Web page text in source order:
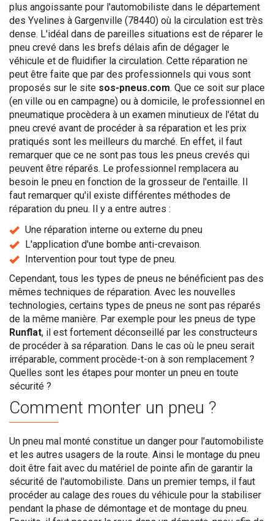
plus angoissante pour l'automobiliste dans le département
des Yvelines à Gargenville (78440) où la circulation est très
dense. L'idéal dans de pareilles situations est de réparer le
pneu crevé dans les brefs délais afin de dégager le
véhicule et de fluidifier la circulation. Cette réparation ne
peut être faite que par des professionnels qui vous sont
proposés sur le site sos-pneus.com. Que ce soit sur place
(en ville ou en campagne) ou à domicile, le professionnel en
pneumatique procèdera à un examen minutieux de l'état du
pneu crevé avant de procéder à sa réparation et les prix
pratiqués sont les meilleurs du marché. En effet, il faut
remarquer que ce ne sont pas tous les pneus crevés qui
peuvent être réparés. Le professionnel remplacera au
besoin le pneu en fonction de la grosseur de l'entaille. Il
faut remarquer qu'il existe différentes méthodes de
réparation du pneu. Il y a entre autres :
Une réparation interne ou externe du pneu
L'application d'une bombe anti-crevaison.
Intervention pour tout type de pneu.
Cependant, tous les types de pneus ne bénéficient pas des
mêmes techniques de réparation. Avec les nouvelles
technologies, certains types de pneus ne sont pas réparés
de la même manière. Par exemple pour les pneus de type
Runflat, il est fortement déconseillé par les constructeurs
de procéder à sa réparation. Dans le cas où le pneu serait
irréparable, comment procède-t-on à son remplacement ?
Quelles sont les étapes pour monter un pneu en toute
sécurité ?
Comment monter un pneu ?
Un pneu mal monté constitue un danger pour l'automobiliste
et les autres usagers de la route. Ainsi le montage du pneu
doit être fait avec du matériel de pointe afin de garantir la
sécurité de l'automobiliste. Dans un premier temps, il faut
procéder au calage des roues du véhicule pour la stabiliser
pendant la phase de démontage et de montage du pneu.